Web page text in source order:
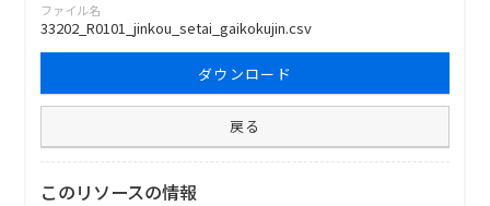
ファイル名
33202_R0101_jinkou_setai_gaikokujin.csv
ダウンロード
戻る
このリソースの情報